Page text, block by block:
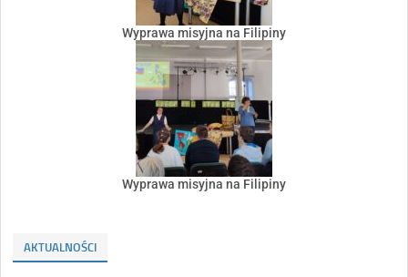
Wyprawa misyjna na Filipiny
Wyprawa misyjna na Filipiny
AKTUALNOŚCI